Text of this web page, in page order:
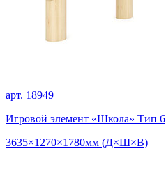
арт. 18949
Игровой элемент «Школа» Тип 6
3635×1270×1780мм (Д×Ш×В)